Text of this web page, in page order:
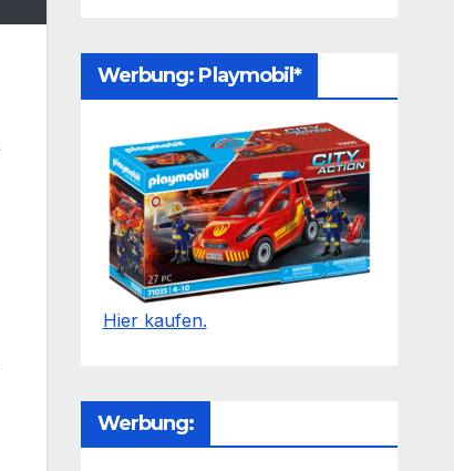
Werbung: Playmobil*
Hier kaufen.
Werbung: